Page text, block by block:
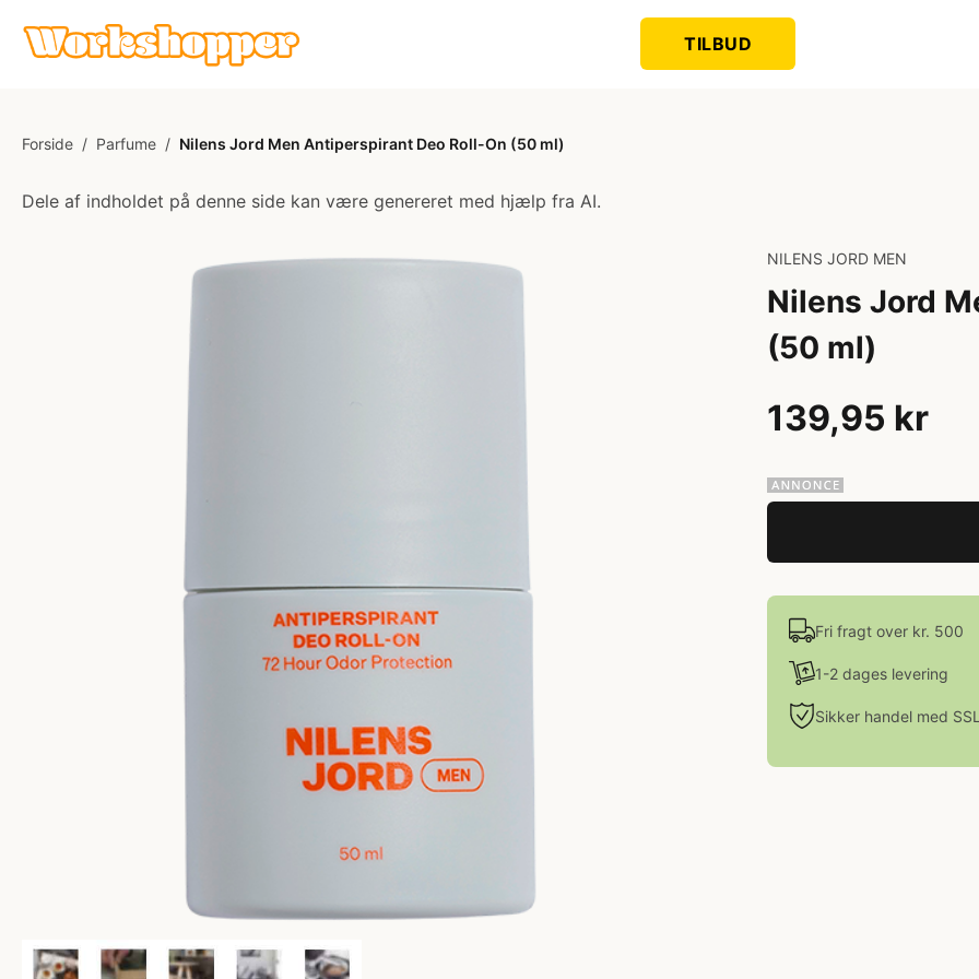
TILBUD
Forside / Parfume / Nilens Jord Men Antiperspirant Deo Roll-On (50 ml)
Dele af indholdet på denne side kan være genereret med hjælp fra AI.
NILENS JORD MEN
Nilens Jord
(50 ml)
139,95 kr
Fri fragt over kr. 500
1-2 dages levering
Sikker handel med SSL